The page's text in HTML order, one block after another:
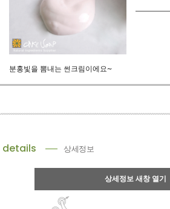
분홍빛을 뽐내는 썬크림이에요~
details 상세정보
상세정보 새창 열기